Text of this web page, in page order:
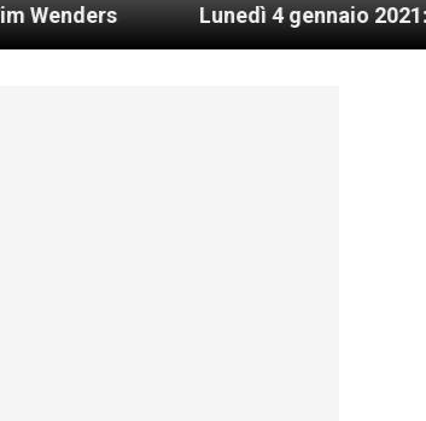
Lunedì 4 gennaio 2021: Possesso